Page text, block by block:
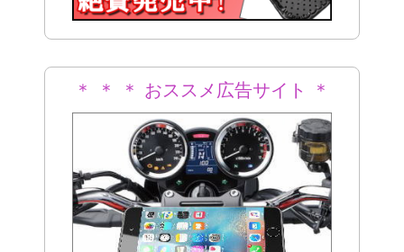
＊ ＊ ＊ おススメ広告サイト ＊
＊ ＊